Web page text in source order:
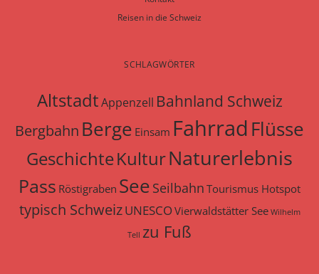
Reisen in die Schweiz
SCHLAGWÖRTER
AltstadtAppenzell Bahnland Schweiz
Bergbahn Berge Einsam FahrradFlüsse
GeschichteKulturNaturerlebnis
Pass Röstigraben See Seilbahn Tourismus Hotspot
typisch SchweizUNESCOVierwaldstätter See Wilhelm
Tell zu Fuß